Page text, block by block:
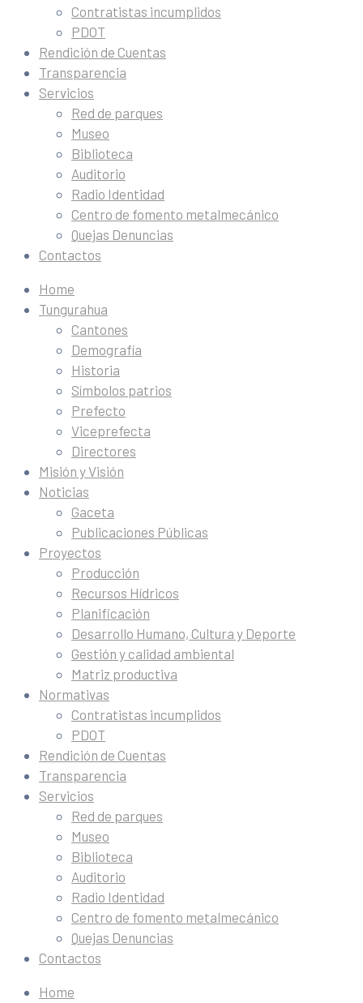
Contratistas incumplidos
PDOT
Rendición de Cuentas
Transparencia
Servicios
Red de parques
Museo
Biblioteca
Auditorio
Radio Identidad
Centro de fomento metalmecánico
Quejas Denuncias
Contactos
Home
Tungurahua
Cantones
Demografía
Historia
Símbolos patrios
Prefecto
Viceprefecta
Directores
Misión y Visión
Noticias
Gaceta
Publicaciones Públicas
Proyectos
Producción
Recursos Hídricos
Planificación
Desarrollo Humano, Cultura y Deporte
Gestión y calidad ambiental
Matriz productiva
Normativas
Contratistas incumplidos
PDOT
Rendición de Cuentas
Transparencia
Servicios
Red de parques
Museo
Biblioteca
Auditorio
Radio Identidad
Centro de fomento metalmecánico
Quejas Denuncias
Contactos
Home